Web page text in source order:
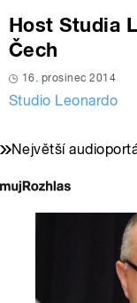
Host Studia
Čech
16. prosinec 2014
Studio Leonardo
Největší